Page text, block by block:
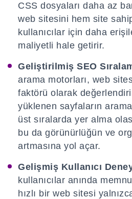
CSS dosyaları daha az
web sitesini hem site
kullanıcılar için daha
maliyetli hale getirir.
Geliştirilmiş SEO
arama motorları, web
faktörü olarak
yüklenen sayfaların
üst sıralarda yer alma
bu da görünürlüğün ve
artmasına yol açar.
Gelişmiş Kullanıcı
kullanıcılar anında
hızlı bir web sitesi